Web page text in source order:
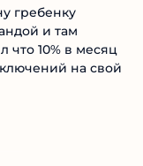
что 10% в
преключений